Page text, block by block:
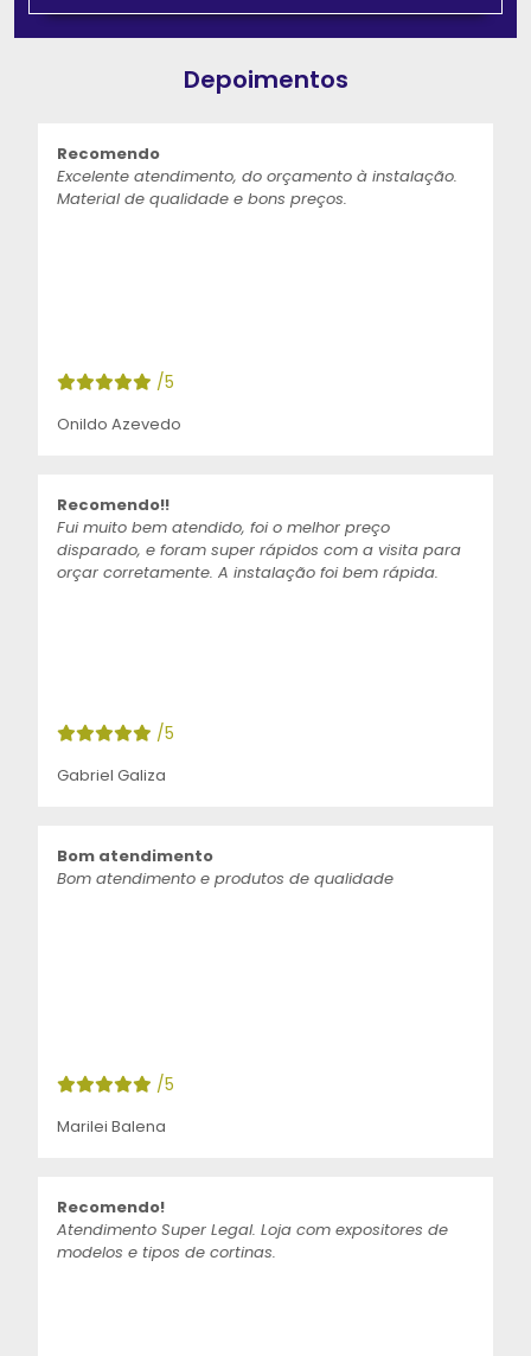
Depoimentos
Recomendo
Excelente atendimento, do orçamento à instalação.
Material de qualidade e bons preços.
/5
Onildo Azevedo
Recomendo!!
Fui muito bem atendido, foi o melhor preço
disparado, e foram super rápidos com a visita para
orçar corretamente. A instalação foi bem rápida.
/5
Gabriel Galiza
Bom atendimento
Bom atendimento e produtos de qualidade
/5
Marilei Balena
Recomendo!
Atendimento Super Legal. Loja com expositores de
modelos e tipos de cortinas.